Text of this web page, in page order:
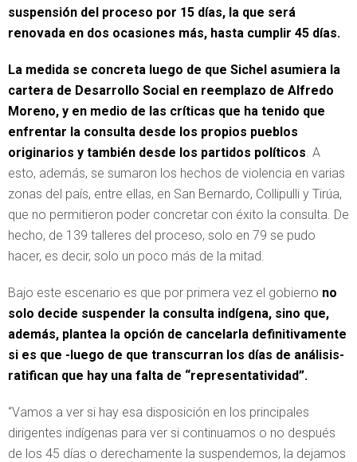
suspensión del proceso por 15 días, la que será
renovada en dos ocasiones más, hasta cumplir 45 días.
La medida se concreta luego de que Sichel asumiera la
cartera de Desarrollo Social en reemplazo de Alfredo
Moreno, y en medio de las críticas que ha tenido que
enfrentar la consulta desde los propios pueblos
originarios y también desde los partidos políticos. A
esto, además, se sumaron los hechos de violencia en varias
zonas del país, entre ellas, en San Bernardo, Collipulli y Tirúa,
que no permitieron poder concretar con éxito la consulta. De
hecho, de 139 talleres del proceso, solo en 79 se pudo
hacer, es decir, solo un poco más de la mitad.
Bajo este escenario es que por primera vez el gobierno no
solo decide suspender la consulta indígena, sino que,
además, plantea la opción de cancelarla definitivamente
si es que -luego de que transcurran los días de análisis-
ratifican que hay una falta de “representatividad”.
“Vamos a ver si hay esa disposición en los principales
dirigentes indígenas para ver si continuamos o no después
de los 45 días o derechamente la suspendemos, la dejamos